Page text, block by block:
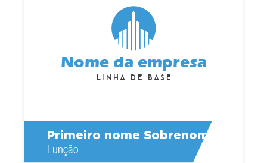
Primeiro nome Sobrenome
Função
Nome da empresa
Linha de base